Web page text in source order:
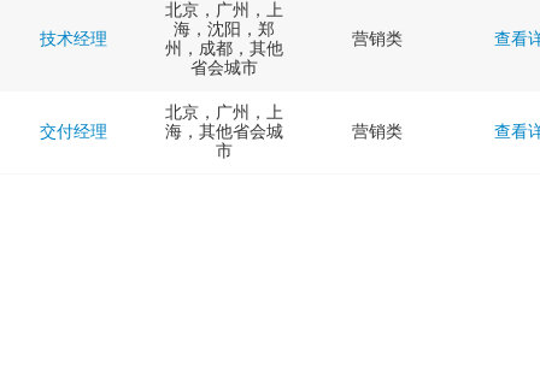
技术经理
北京，广州，上
海，沈阳，郑
州，成都，其他
省会城市
营销类 查看
交付经理
北京，广州，上
海，其他省会城
市
营销类 查看